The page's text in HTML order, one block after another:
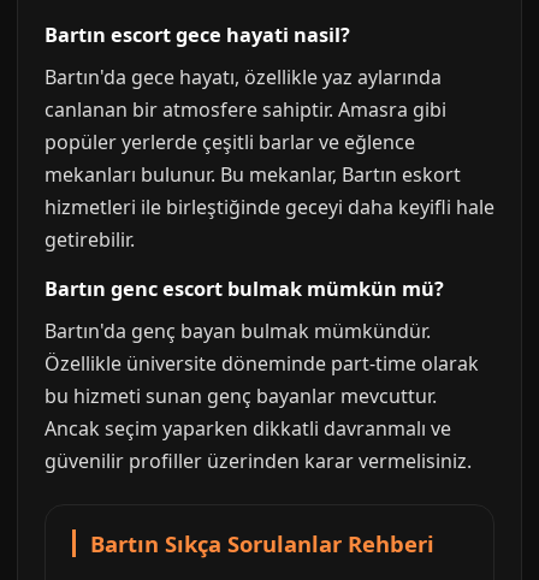
Bartın escort gece hayati nasil?
Bartın'da gece hayatı, özellikle yaz aylarında
canlanan bir atmosfere sahiptir. Amasra gibi
popüler yerlerde çeşitli barlar ve eğlence
mekanları bulunur. Bu mekanlar, Bartın eskort
hizmetleri ile birleştiğinde geceyi daha keyifli hale
getirebilir.
Bartın genc escort bulmak mümkün mü?
Bartın'da genç bayan bulmak mümkündür.
Özellikle üniversite döneminde part-time olarak
bu hizmeti sunan genç bayanlar mevcuttur.
Ancak seçim yaparken dikkatli davranmalı ve
güvenilir profiller üzerinden karar vermelisiniz.
Bartın Sıkça Sorulanlar Rehberi